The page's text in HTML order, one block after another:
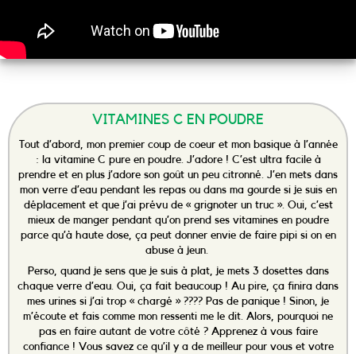
VITAMINES C EN POUDRE
Tout d’abord, mon premier coup de coeur et mon basique à l’année
: la vitamine C pure en poudre. J’adore ! C’est ultra facile à
prendre et en plus j’adore son goût un peu citronné. J’en mets dans
mon verre d’eau pendant les repas ou dans ma gourde si je suis en
déplacement et que j’ai prévu de « grignoter un truc ». Oui, c’est
mieux de manger pendant qu’on prend ses vitamines en poudre
parce qu’à haute dose, ça peut donner envie de faire pipi si on en
abuse à jeun.
Perso, quand je sens que je suis à plat, je mets 3 dosettes dans
chaque verre d’eau. Oui, ça fait beaucoup ! Au pire, ça finira dans
mes urines si j’ai trop « chargé » ???? Pas de panique ! Sinon, je
m’écoute et fais comme mon ressenti me le dit. Alors, pourquoi ne
pas en faire autant de votre côté ? Apprenez à vous faire
confiance ! Vous savez ce qu’il y a de meilleur pour vous et votre